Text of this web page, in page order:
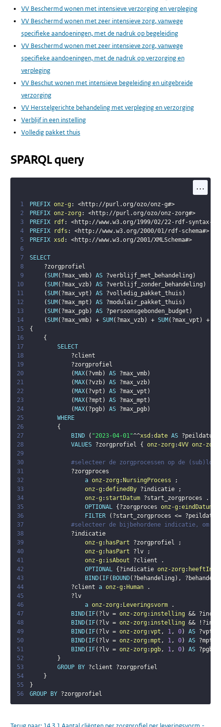
VV Beschermd wonen met intensieve verzorging en verpleging
VV Beschermd wonen met zeer intensieve zorg, vanwege
specifieke aandoeningen, met de nadruk op begeleiding
VV Beschermd wonen met zeer intensieve zorg, vanwege
specifieke aandoeningen, met de nadruk op verzorging en
verpleging
VV Beschut wonen met intensieve begeleiding en uitgebreide
verzorging
VV Herstelgerichte behandeling met verpleging en verzorging
Verblijf in een instelling
Volledig pakket thuis
SPARQL query
...
1 PREFIX onz-g : <http://purl.org/ozo/onz-g#>
2
PREFIX onz-zorg : <http://purl.org/ozo/onz-zorg#>
3
PREFIX rdf: <http://www.w3.org/1999/02/22-rdf-syntax-
4
PREFIX rdfs : <http://www.w3.org/2000/01/rdf-schema#>
5
PREFIX xsd : <http://www.w3.org/2001/XMLSchema#>
6
7
SELECT
8
?zorgprofiel
9
(SUM ( ?max_vmb) AS ?verblijf_met_behandeling )
10
(SUM ( ?max_vzb) AS ?verblijf_zonder_behandeling )
11
(SUM ( ?max_vpt ) AS ?volledig_pakket_thuis )
12
(SUM ( ?max_mpt ) AS ?modulair_pakket_thuis )
13
(SUM ( ?max_pgb) AS ?persoonsgebonden_budget )
14
(SUM ( ?max_vmb) + SUM ( ?max_vzb) + SUM ( ?max_vpt ) +
15
{
16
{
17
SELECT
18
?client
19
?zorgprofiel
20
( MAX( ?vmb) AS ?max_vmb)
21
( MAX( ?vzb) AS ?max_vzb)
22
( MAX( ?vpt ) AS ?max_vpt )
23
( MAX( ?mpt ) AS ?max_mpt )
24
( MAX( ?pgb) AS ?max_pgb)
25
WHERE
26
{
27
BIND ( "2023-04-01"^^xsd :date AS ?peildatum
28
VALUES ?zorgprofiel { onz-zorg :4VV onz-zorg
29
30
#selecteer de zorgprocessen op de
31
?zorgproces
32
a onz-zorg : NursingProcess
;
33
onz-g :definedBy ?indicatie
;
34
onz-g : startDatum ?start_zorgproces
.
35
OPTIONAL { ?zorgproces onz-g :eindDatum
36
FILTER ( ?start_zorgproces <= ?peildatum
37
#selecteer de bijbehordene indicatie, om
38
?indicatie
39
onz-g : hasPart ?zorgprofiel
;
40
onz-g : hasPart ?lv
;
41
onz-g : isAbout ?client
.
42
OPTIONAL { ?indicatie onz-zorg :
43
BIND( IF( BOUND( ?behandeling ) ,
44
?client a onz-g : Human
.
45
?lv
46
a onz-zorg : Leveringsvorm
.
47
BIND( IF( ?lv = onz-zorg : instelling &&
48
BIND( IF( ?lv = onz-zorg : instelling && !
49
BIND( IF( ?lv = onz-zorg :vpt , 1, 0) AS ?vpt
50
BIND( IF( ?lv = onz-zorg :mpt , 1, 0) AS ?mpt
51
BIND( IF( ?lv = onz-zorg : pgb, 1, 0) AS ?pgb
52
}
53
GROUP BY ?client
?zorgprofiel
54
}
55
}
56
GROUP BY ?zorgprofiel